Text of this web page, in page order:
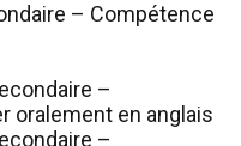
– Compétence
–
oralement en anglais
–